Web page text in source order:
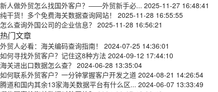
新人做外贸怎么找国外客户？——外贸新手必... 2025-11-27 16:48:41
纯干货！多个免费海关数据查询网站！
2025-11-28 16:55:55
怎么查询外国公司的企业信息？ 2025-11-28 16:56:21
热门文章
外贸人必看：海关编码查询指南！
2024-07-25 14:36:01
如何寻找外贸客户？记住这8种方法 2024-09-12 17:44:10
海关进出口数据怎么查？ 2024-06-28 13:35:04
如何联系外贸客户？一分钟掌握客户开发之道 2024-08-21 14:26:54
腾道和国内其余13家海关数据平台有什么区... 2024-06-07 13:33:49